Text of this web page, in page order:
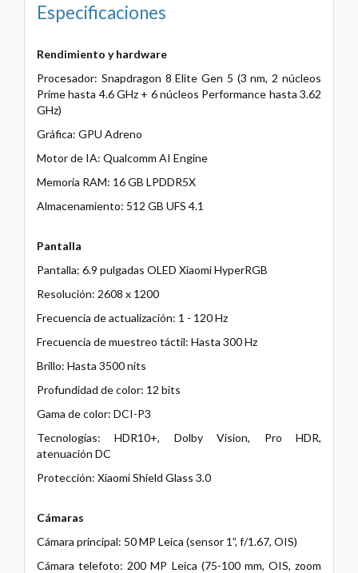
Especificaciones
Rendimiento y hardware
Procesador: Snapdragon 8 Elite Gen 5 (3 nm, 2 núcleos
Prime hasta 4.6 GHz + 6 núcleos Performance hasta 3.62
GHz)
Gráfica: GPU Adreno
Motor de IA: Qualcomm AI Engine
Memoria RAM: 16 GB LPDDR5X
Almacenamiento: 512 GB UFS 4.1
Pantalla
Pantalla: 6.9 pulgadas OLED Xiaomi HyperRGB
Resolución: 2608 x 1200
Frecuencia de actualización: 1 - 120 Hz
Frecuencia de muestreo táctil: Hasta 300 Hz
Brillo: Hasta 3500 nits
Profundidad de color: 12 bits
Gama de color: DCI-P3
Tecnologías: HDR10+, Dolby Vision, Pro HDR,
atenuación DC
Protección: Xiaomi Shield Glass 3.0
Cámaras
Cámara principal: 50 MP Leica (sensor 1”, f/1.67, OIS)
Cámara telefoto: 200 MP Leica (75-100 mm, OIS, zoom